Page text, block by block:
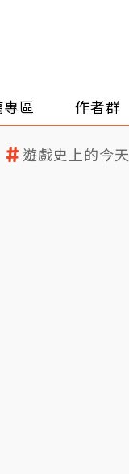
區 作者群
遊戲史上的今天